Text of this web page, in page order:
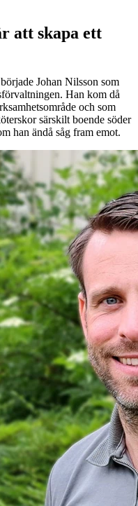
att skapa ett
Johan Nilsson som
Han kom då
och som
särskilt boende söder
han ändå såg fram emot.